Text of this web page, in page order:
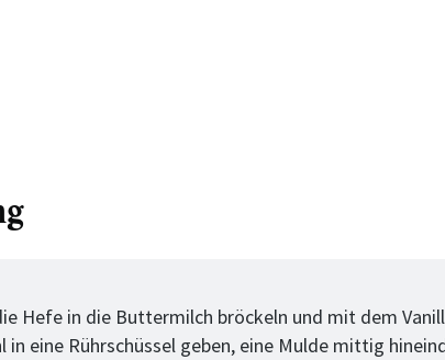
Hefe in die Buttermilch bröckeln und mit dem
in eine Rührschüssel geben, eine Mulde mittig